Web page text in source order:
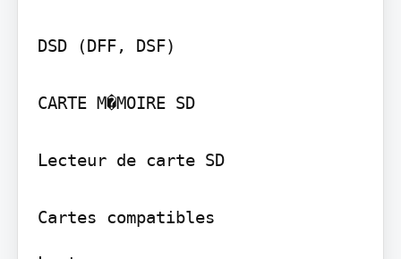
DSD (DFF, DSF)
CARTE M�MOIRE SD
Lecteur de carte SD